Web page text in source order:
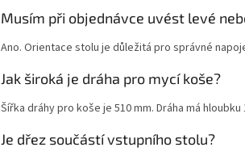
Musím při objednávce uvést levé
Ano. Orientace stolu je důležitá pro správné
Jak široká je dráha pro mycí koše?
Šířka dráhy pro koše je 510 mm. Dráha má
Je dřez součástí vstupního stolu?